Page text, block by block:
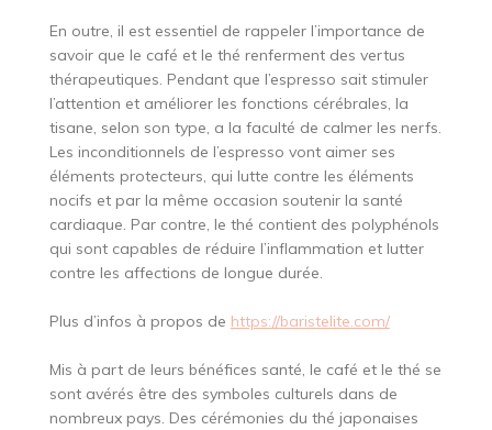
En outre, il est essentiel de rappeler l’importance de
savoir que le café et le thé renferment des vertus
thérapeutiques. Pendant que l’espresso sait stimuler
l’attention et améliorer les fonctions cérébrales, la
tisane, selon son type, a la faculté de calmer les nerfs.
Les inconditionnels de l’espresso vont aimer ses
éléments protecteurs, qui lutte contre les éléments
nocifs et par la même occasion soutenir la santé
cardiaque. Par contre, le thé contient des polyphénols
qui sont capables de réduire l’inflammation et lutter
contre les affections de longue durée.
Plus d’infos à propos de https://baristelite.com/
Mis à part de leurs bénéfices santé, le café et le thé se
sont avérés être des symboles culturels dans de
nombreux pays. Des cérémonies du thé japonaises